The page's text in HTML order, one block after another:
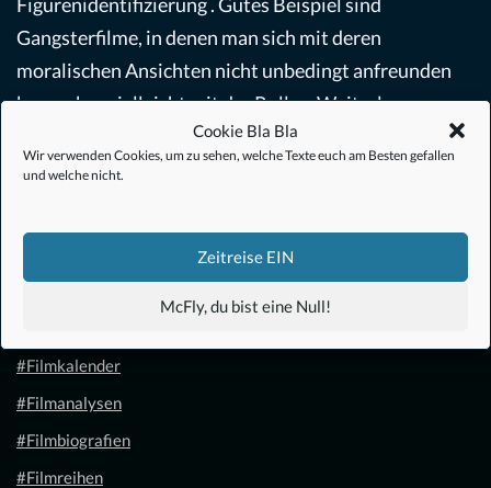
Cookie Bla Bla
Wir verwenden Cookies, um zu sehen, welche Texte euch am Besten gefallen
und welche nicht.
Zeitreise EIN
McFly, du bist eine Null!
Gangsterfilme, in denen man sich mit deren
moralischen Ansichten nicht unbedingt anfreunden
kann, aber vielleicht mit der Rolle…Weiterlesen »
#Filmkalender
#Filmanalysen
#Filmbiografien
#Filmreihen